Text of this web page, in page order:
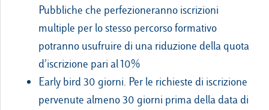
Pubbliche che perfezioneranno iscrizioni
multiple per lo stesso percorso formativo
potranno usufruire di una riduzione della quota
d’iscrizione pari al 10%
Early bird 30 giorni. Per le richieste di iscrizione
pervenute almeno 30 giorni prima della data di